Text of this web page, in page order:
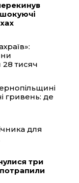
тисяч
гривень: де
для
три
потрапили